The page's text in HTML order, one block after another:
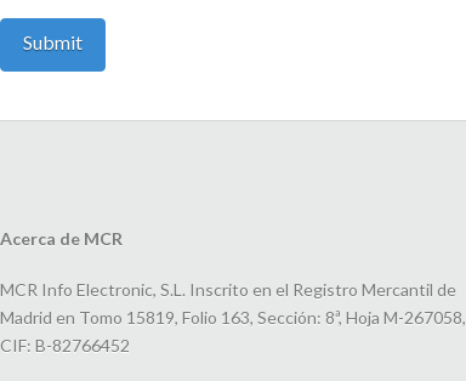
Acerca de MCR
MCR Info Electronic, S.L. Inscrito en el Registro Mercantil de
Madrid en Tomo 15819, Folio 163, Sección: 8ª, Hoja M-267058,
CIF: B-82766452